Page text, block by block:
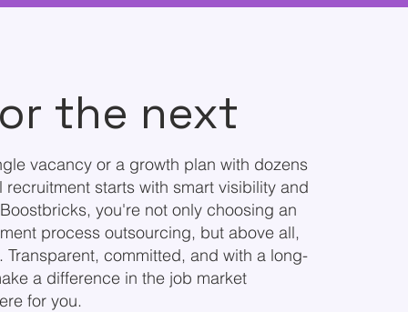
the next
vacancy or a growth plan with dozens
starts with smart visibility and
you're not only choosing an
process outsourcing, but above all,
committed, and with a long-
a difference in the job market
for you.